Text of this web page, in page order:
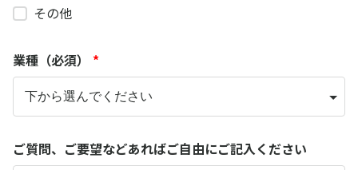
その他
業種（必須） *
ご質問、ご要望などあればご自由にご記入ください